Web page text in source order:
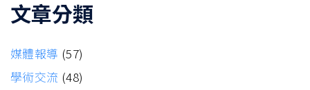
文章分類
媒體報導 (57)
學術交流 (48)